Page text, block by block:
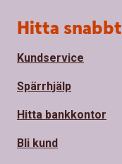
Sidfot
Hitta snabbt
Kundservice
Spärrhjälp
Hitta bankkontor
Bli kund